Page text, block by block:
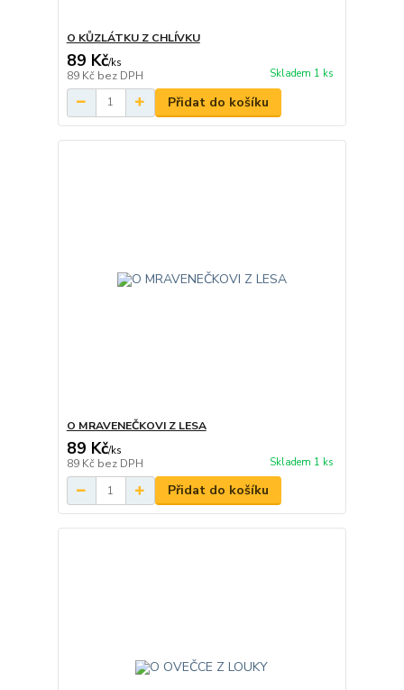
O KŮZLÁTKU Z CHLÍVKU
89 Kč/ks
89 Kč bez DPH Skladem 1 ks
Přidat do košíku
O MRAVENEČKOVI Z LESA
89 Kč/ks
89 Kč bez DPH Skladem 1 ks
Přidat do košíku